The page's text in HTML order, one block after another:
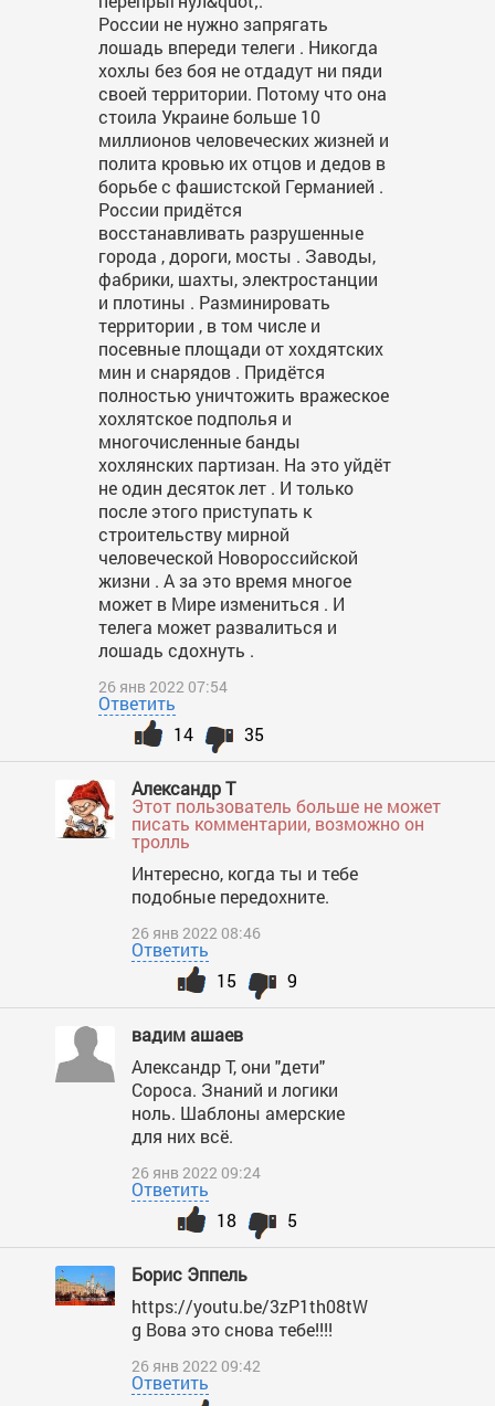
России не нужно запрягать
лошадь впереди телеги . Никогда
хохлы без боя не отдадут ни пяди
своей территории. Потому что она
стоила Украине больше 10
миллионов человеческих жизней и
полита кровью их отцов и дедов в
борьбе с фашистской Германией .
России придётся
восстанавливать разрушенные
города , дороги, мосты . Заводы,
фабрики, шахты, электростанции
и плотины . Разминировать
территории , в том числе и
посевные площади от хохдятских
мин и снарядов . Придётся
полностью уничтожить вражеское
хохлятское подполья и
многочисленные банды
хохлянских партизан. На это уйдёт
не один десяток лет . И только
после этого приступать к
строительству мирной
человеческой Новороссийской
жизни . А за это время многое
может в Мире измениться . И
телега может развалиться и
лошадь сдохнуть .
26 янв 2022 07:54
Ответить
35
14
Александр Т
Этот пользователь больше не может
писать комментарии, возможно он
тролль
Интересно, когда ты и тебе
подобные передохните.
26 янв 2022 08:46
Ответить
9
15
вадим ашаев
Александр Т, они "дети"
Сороса. Знаний и логики
ноль. Шаблоны амерские
для них всё.
26 янв 2022 09:24
Ответить
5
18
Борис Эппель
https://youtu.be/3zP1th08tW
g Вова это снова тебе!!!!
26 янв 2022 09:42
Ответить